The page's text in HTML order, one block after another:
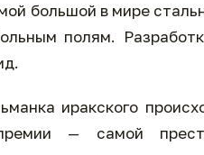
большой в мире
полям.
иракского
— самой